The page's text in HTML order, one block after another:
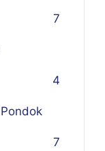
7
4
7